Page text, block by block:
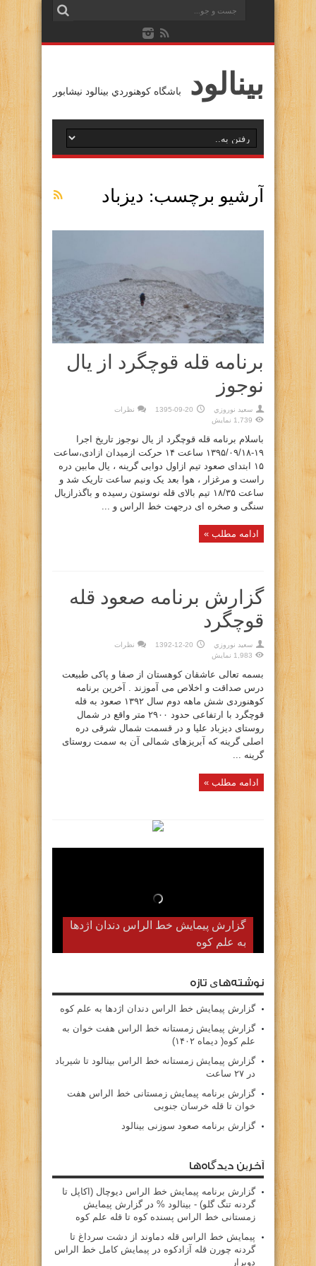
بينالود باشگاه كوهنوردي بينالود نيشابور
آرشیو برچسب: ديزباد
برنامه قله قوچگرد از یال
نوجوز
سعيد نوروزي 1395-09-20
نظرات
1,739 نمایش
باسلام برنامه قله قوچگرد از یال نوجوز تاریخ اجرا
۱۹-۱۳۹۵/۰۹/۱۸ ساعت ۱۴ حرکت ازمیدان ازادی،ساعت
۱۵ ابتدای صعود تیم ازاول دوابی گرینه ، یال مابین دره
راست و مرغزار ، هوا بعد یک ونیم ساعت تاریک شد و
ساعت ۱۸/۳۵ تیم بالای قله نوستون رسیده و باگذرازیال
سنگی و صخره ای درجهت خط الراس و ...
ادامه مطلب »
گزارش برنامه صعود قله
قوچگرد
سعيد نوروزي 1392-12-20
نظرات
1,983 نمایش
بسمه تعالی عاشقان کوهستان از صفا و پاکی طبیعت
درس صداقت و اخلاص می آموزند . آخرین برنامه
کوهنوردی شش ماهه دوم سال ۱۳۹۲ صعود به قله
قوچگرد با ارتفاعی حدود ۲۹۰۰ متر واقع در شمال
روستای دیزباد علیا و در قسمت شمال شرقی دره
اصلی گرینه که آبریزهای شمالی آن به سمت روستای
گرینه ...
ادامه مطلب »
گزارش پیمایش خط الراس دندان اژدها
به علم کوه
نوشته‌های تازه
گزارش پیمایش خط الراس دندان اژدها به علم کوه
گزارش پیمایش زمستانه خط الراس هفت خوان به
علم کوه( دیماه ۱۴۰۲)
گزارش پیمایش زمستانه خط الراس بینالود تا شیرباد
در ۲۷ ساعت
گزارش برنامه پیمایش زمستانی خط الراس هفت
خوان تا قله خرسان جنوبی
گزارش برنامه صعود سوزنی بینالود
آخرین دیدگاه‌ها
گزارش برنامه پيمايش خط الراس ديوچال (اكاپل تا
گردنه تنگ گلو) - بينالود % درگزارش پیمایش
زمستانی خط الراس پسنده کوه تا قله علم کوه
پيمايش خط الراس قله دماوند از دشت سرداغ تا
گردنه چورن قله آزادكوه در پیمایش کامل خط الراس
دوبرار